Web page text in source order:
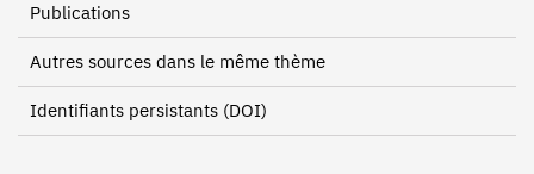
Publications
Autres sources dans le même thème
Identifiants persistants (DOI)